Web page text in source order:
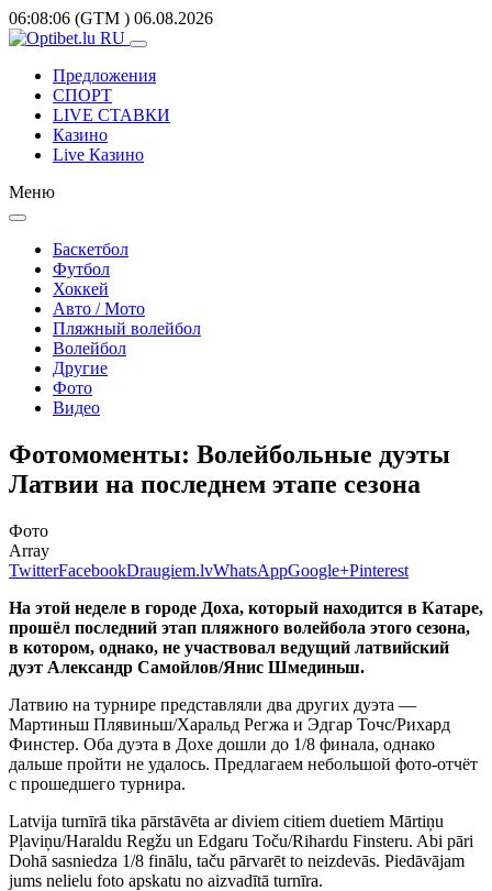
06:08:06 (GTM ) 06.08.2026
Предложения
СПОРТ
LIVE СТАВКИ
Казино
Live Казино
Меню
Баскетбол
Футбол
Хоккей
Авто / Мото
Пляжный волейбол
Волейбол
Другие
Фото
Видео
Фотомоменты: Волейбольные дуэты
Латвии на последнем этапе сезона
Фото
Array
TwitterFacebookDraugiem.lvWhatsAppGoogle+Pinterest
На этой неделе в городе Доха, который находится в Катаре,
прошёл последний этап пляжного волейбола этого сезона,
в котором, однако, не участвовал ведущий латвийский
дуэт Александр Самойлов/Янис Шмединьш.
Латвию на турнире представляли два других дуэта —
Мартиньш Плявиньш/Харальд Регжа и Эдгар Точс/Рихард
Финстер. Оба дуэта в Дохе дошли до 1/8 финала, однако
дальше пройти не удалось. Предлагаем небольшой фото-отчёт
с прошедшего турнира.
Latvija turnīrā tika pārstāvēta ar diviem citiem duetiem Mārtiņu
Pļaviņu/Haraldu Regžu un Edgaru Toču/Rihardu Finsteru. Abi pāri
Dohā sasniedza 1/8 finālu, taču pārvarēt to neizdevās. Piedāvājam
jums nelielu foto apskatu no aizvadītā turnīra.